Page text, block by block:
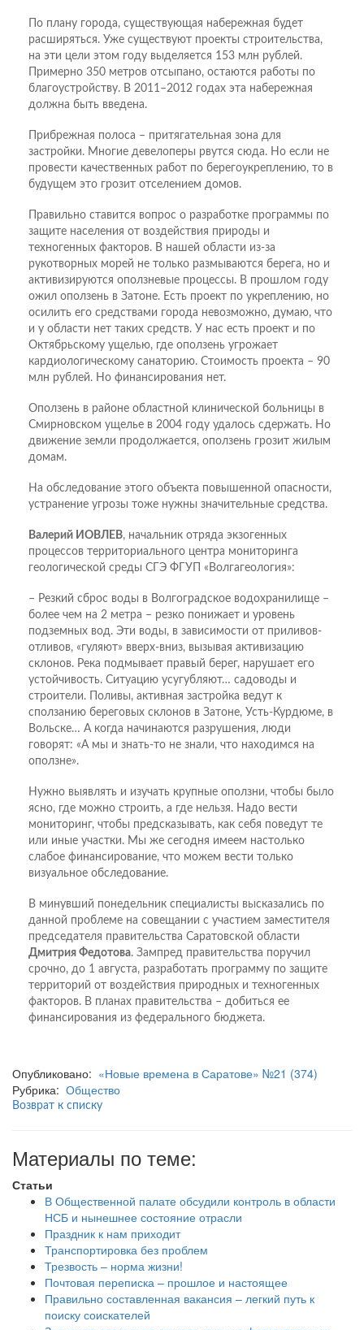
По плану города, существующая набережная будет
расширяться. Уже существуют проекты строительства,
на эти цели этом году выделяется 153 млн рублей.
Примерно 350 метров отсыпано, остаются работы по
благоустройству. В 2011–2012 годах эта набережная
должна быть введена.
Прибрежная полоса – притягательная зона для
застройки. Многие девелоперы рвутся сюда. Но если не
провести качественных работ по берегоукреплению, то в
будущем это грозит отселением домов.
Правильно ставится вопрос о разработке программы по
защите населения от воздействия природы и
техногенных факторов. В нашей области из-за
рукотворных морей не только размываются берега, но и
активизируются оползневые процессы. В прошлом году
ожил оползень в Затоне. Есть проект по укреплению, но
осилить его средствами города невозможно, думаю, что
и у области нет таких средств. У нас есть проект и по
Октябрьскому ущелью, где оползень угрожает
кардиологическому санаторию. Стоимость проекта – 90
млн рублей. Но финансирования нет.
Оползень в районе областной клинической больницы в
Смирновском ущелье в 2004 году удалось сдержать. Но
движение земли продолжается, оползень грозит жилым
домам.
На обследование этого объекта повышенной опасности,
устранение угрозы тоже нужны значительные средства.
Валерий ИОВЛЕВ, начальник отряда экзогенных
процессов территориального центра мониторинга
геологической среды СГЭ ФГУП «Волгагеология»:
– Резкий сброс воды в Волгоградское водохранилище –
более чем на 2 метра – резко понижает и уровень
подземных вод. Эти воды, в зависимости от приливов-
отливов, «гуляют» вверх-вниз, вызывая активизацию
склонов. Река подмывает правый берег, нарушает его
устойчивость. Ситуацию усугубляют… садоводы и
строители. Поливы, активная застройка ведут к
сползанию береговых склонов в Затоне, Усть-Курдюме, в
Вольске… А когда начинаются разрушения, люди
говорят: «А мы и знать-то не знали, что находимся на
оползне».
Нужно выявлять и изучать крупные оползни, чтобы было
ясно, где можно строить, а где нельзя. Надо вести
мониторинг, чтобы предсказывать, как себя поведут те
или иные участки. Мы же сегодня имеем настолько
слабое финансирование, что можем вести только
визуальное обследование.
В минувший понедельник специалисты высказались по
данной проблеме на совещании с участием заместителя
председателя правительства Саратовской области
Дмитрия Федотова. Зампред правительства поручил
срочно, до 1 августа, разработать программу по защите
территорий от воздействия природных и техногенных
факторов. В планах правительства – добиться ее
финансирования из федерального бюджета.
Опубликовано: «Новые времена в Саратове» №21 (374)
Рубрика: Общество
Возврат к списку
Материалы по теме:
Статьи
В Общественной палате обсудили контроль в области
НСБ и нынешнее состояние отрасли
Праздник к нам приходит
Транспортировка без проблем
Трезвость – норма жизни!
Почтовая переписка – прошлое и настоящее
Правильно составленная вакансия – легкий путь к
поиску соискателей